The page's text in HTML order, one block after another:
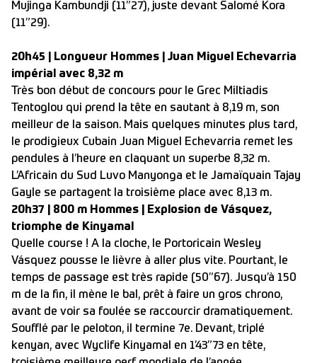
Mujinga Kambundji (11”27), juste devant Salomé Kora
(11”29).
20h45 | Longueur Hommes | Juan Miguel Echevarria
impérial avec 8,32 m
Très bon début de concours pour le Grec Miltiadis
Tentoglou qui prend la tête en sautant à 8,19 m, son
meilleur de la saison. Mais quelques minutes plus tard,
le prodigieux Cubain Juan Miguel Echevarria remet les
pendules à l’heure en claquant un superbe 8,32 m.
L’Africain du Sud Luvo Manyonga et le Jamaïquain Tajay
Gayle se partagent la troisième place avec 8,13 m.
20h37 | 800 m Hommes | Explosion de Vásquez,
triomphe de Kinyamal
Quelle course ! A la cloche, le Portoricain Wesley
Vásquez pousse le lièvre à aller plus vite. Pourtant, le
temps de passage est très rapide (50”67). Jusqu’à 150
m de la fin, il mène le bal, prêt à faire un gros chrono,
avant de voir sa foulée se raccourcir dramatiquement.
Soufflé par le peloton, il termine 7e. Devant, triplé
kenyan, avec Wyclife Kinyamal en 1’43”73 en tête,